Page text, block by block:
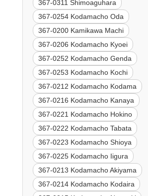
367-0311 Shimoaguhara
367-0254 Kodamacho Oda
367-0200 Kamikawa Machi
367-0206 Kodamacho Kyoei
367-0252 Kodamacho Genda
367-0253 Kodamacho Kochi
367-0212 Kodamacho Kodama
367-0216 Kodamacho Kanaya
367-0221 Kodamacho Hokino
367-0222 Kodamacho Tabata
367-0223 Kodamacho Shioya
367-0225 Kodamacho Iigura
367-0213 Kodamacho Akiyama
367-0214 Kodamacho Kodaira